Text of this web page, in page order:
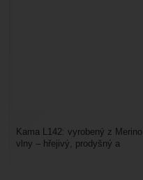
Kama L142: vyrobený z Merino
vlny – hřejivý, prodyšný a